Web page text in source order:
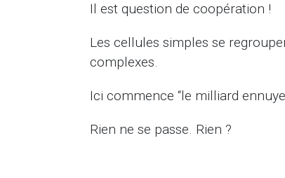
Il est question de coopération !
Les cellules simples se
complexes.
Ici commence “le milliard
Rien ne se passe. Rien ?